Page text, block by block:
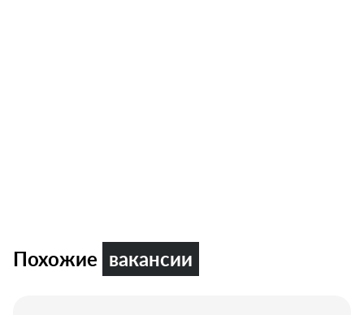
Похожие вакансии